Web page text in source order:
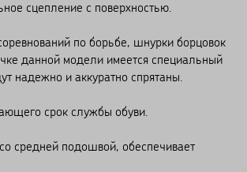
сцепление с поверхностью.
по борьбе, шнурки борцовок
данной модели имеется специальный
надежно и аккуратно спрятаны.
срок службы обуви.
средней подошвой, обеспечивает